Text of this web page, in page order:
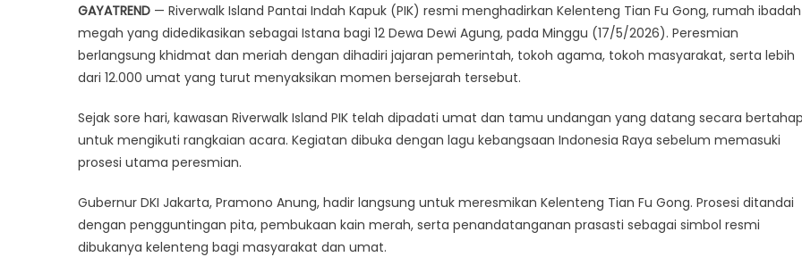
GAYATREND — Riverwalk Island Pantai Indah Kapuk (PIK) resmi menghadirkan Kelenteng Tian Fu Gong, rumah ibadah
megah yang didedikasikan sebagai Istana bagi 12 Dewa Dewi Agung, pada Minggu (17/5/2026). Peresmian
berlangsung khidmat dan meriah dengan dihadiri jajaran pemerintah, tokoh agama, tokoh masyarakat, serta lebih
dari 12.000 umat yang turut menyaksikan momen bersejarah tersebut.
Sejak sore hari, kawasan Riverwalk Island PIK telah dipadati umat dan tamu undangan yang datang secara
untuk mengikuti rangkaian acara. Kegiatan dibuka dengan lagu kebangsaan Indonesia Raya sebelum memasuki
prosesi utama peresmian.
Gubernur DKI Jakarta, Pramono Anung, hadir langsung untuk meresmikan Kelenteng Tian Fu Gong. Prosesi ditandai
dengan pengguntingan pita, pembukaan kain merah, serta penandatanganan prasasti sebagai simbol resmi
dibukanya kelenteng bagi masyarakat dan umat.